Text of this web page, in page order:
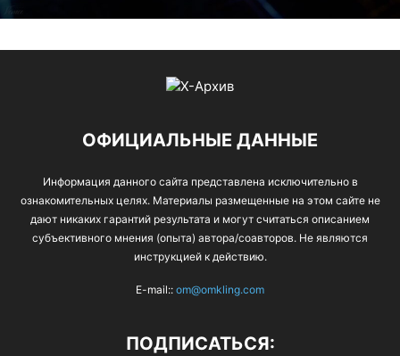
ОФИЦИАЛЬНЫЕ ДАННЫЕ
Информация данного сайта представлена исключительно в
ознакомительных целях. Материалы размещенные на этом сайте не
дают никаких гарантий результата и могут считаться описанием
субъективного мнения (опыта) автора/соавторов. Не являются
инструкцией к действию.
E-mail:: om@omkling.com
ПОДПИСАТЬСЯ: